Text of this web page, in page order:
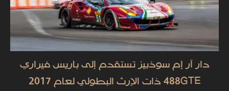
دار آر إم سوذبيز تستقدم إلى باريس فيراري
488GTE ذات الإرث البطولي لعام 2017